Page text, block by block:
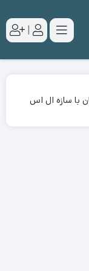
|
با سازه ال اس